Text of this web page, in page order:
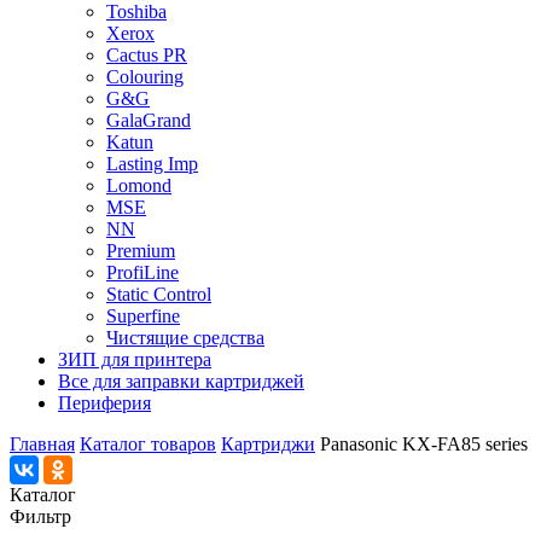
Toshiba
Xerox
Cactus PR
Colouring
G&G
GalaGrand
Katun
Lasting Imp
Lomond
MSE
NN
Premium
ProfiLine
Static Control
Superfine
Чистящие средства
ЗИП для принтера
Все для заправки картриджей
Периферия
Главная Каталог товаров Картриджи Panasonic KX-FA85 series
Каталог
Фильтр